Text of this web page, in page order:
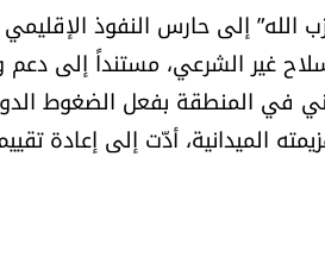
إلى حارس النفوذ الإقليمي
غير الشرعي، مستنداً إلى دعم
في المنطقة بفعل الضغوط
الميدانية، أدّت إلى إعادة